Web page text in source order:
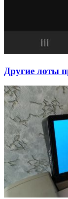
Другие лоты